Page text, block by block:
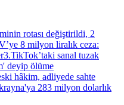
rotası değiştirildi, 2
8 milyon liralık ceza:
3.TikTok’taki sanal tuzak
deyip ölüme
hâkim, adliyede sahte
283 milyon dolarlık